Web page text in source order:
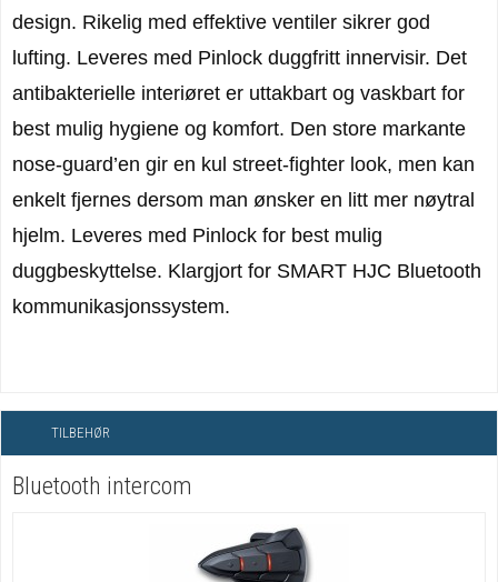
design. Rikelig med effektive ventiler sikrer god
lufting. Leveres med Pinlock duggfritt innervisir. Det
antibakterielle interiøret er uttakbart og vaskbart for
best mulig hygiene og komfort. Den store markante
nose-guard’en gir en kul street-fighter look, men kan
enkelt fjernes dersom man ønsker en litt mer nøytral
hjelm. Leveres med Pinlock for best mulig
duggbeskyttelse. Klargjort for SMART HJC Bluetooth
kommunikasjonssystem.
TILBEHØR
Bluetooth intercom